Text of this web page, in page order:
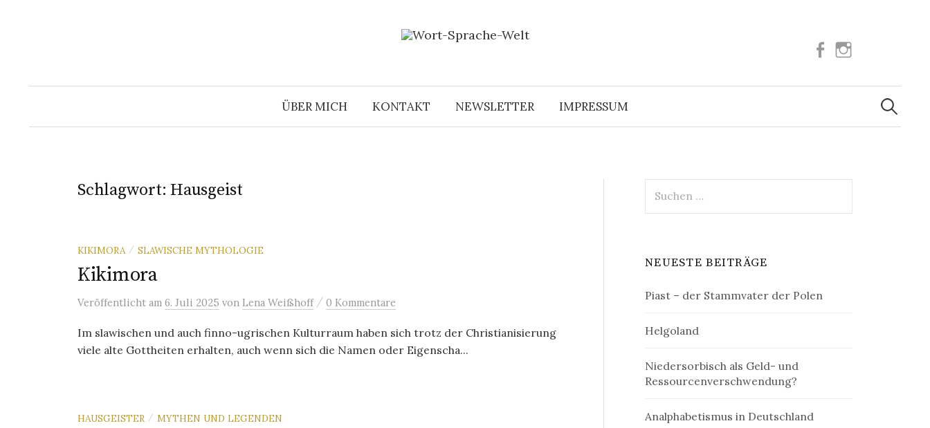
Facebook
ÜBER MICH KONTAKT NEWSLETTER IMPRESSUM
Suchen
nach:
Schlagwort: Hausgeist
KIKIMORA / SLAWISCHE MYTHOLOGIE
Kikimora
Veröffentlicht am 6. Juli 2025 von Lena Weißhoff / 0 Kommentare
Im slawischen und auch finno-ugrischen Kulturraum haben sich trotz der Christianisierung
viele alte Gottheiten erhalten, auch wenn sich die Namen oder Eigenscha...
HAUSGEISTER / MYTHEN UND LEGENDEN
nach:
NEUESTE BEITRÄGE
Piast – der Stammvater der Polen
Helgoland
Niedersorbisch als Geld- und
Ressourcenverschwendung?
Analphabetismus in Deutschland